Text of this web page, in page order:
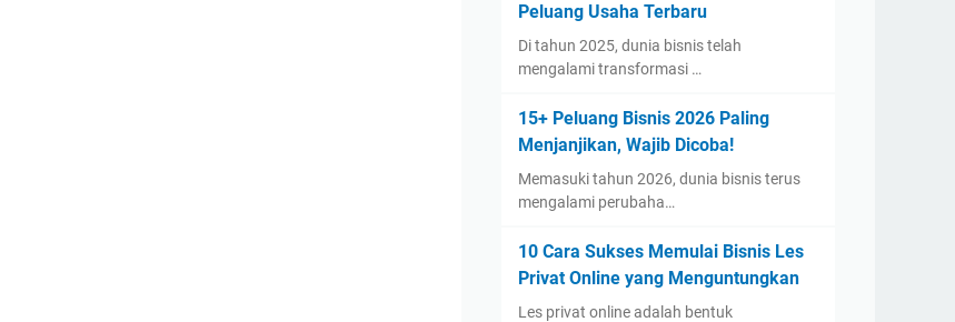
Peluang Usaha Terbaru
Di tahun 2025, dunia bisnis telah
mengalami transformasi …
15+ Peluang Bisnis 2026 Paling
Menjanjikan, Wajib Dicoba!
Memasuki tahun 2026, dunia bisnis terus
mengalami perubaha…
10 Cara Sukses Memulai Bisnis Les
Privat Online yang Menguntungkan
Les privat online adalah bentuk